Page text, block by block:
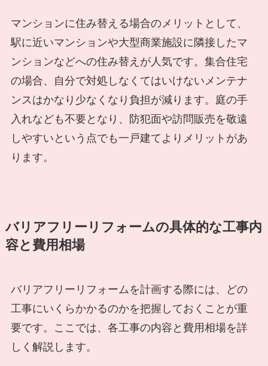
マンションに住み替える場合のメリットとして、
駅に近いマンションや大型商業施設に隣接したマ
ンションなどへの住み替えが人気です。集合住宅
の場合、自分で対処しなくてはいけないメンテナ
ンスはかなり少なくなり負担が減ります。庭の手
入れなども不要となり、防犯面や訪問販売を敬遠
しやすいという点でも一戸建てよりメリットがあ
ります。
バリアフリーリフォームの具体的な工事内
容と費用相場
バリアフリーリフォームを計画する際には、どの
工事にいくらかかるのかを把握しておくことが重
要です。ここでは、各工事の内容と費用相場を詳
しく解説します。